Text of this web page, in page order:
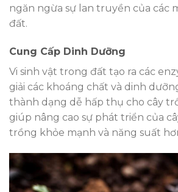
ngăn ngừa sự lan truyền của các
đất.
Cung Cấp Dinh Dưỡng
Vi sinh vật trong đất tạo ra các
giải các khoáng chất và dinh
thành dạng dễ hấp thụ cho cây
giúp nâng cao sự phát triển của
trồng khỏe mạnh và năng suất